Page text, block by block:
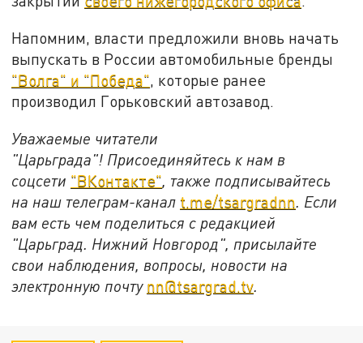
Напомним, власти предложили вновь начать
выпускать в России автомобильные бренды
"Волга" и "Победа", которые ранее
производил Горьковский автозавод.
Уважаемые читатели
"Царьграда"! Присоединяйтесь к нам в
соцсети "ВКонтакте", также подписывайтесь
на наш телеграм-канал t.me/tsargradnn. Если
вам есть чем поделиться с редакцией
"Царьград. Нижний Новгород", присылайте
свои наблюдения, вопросы, новости на
электронную почту nn@tsargrad.tv.